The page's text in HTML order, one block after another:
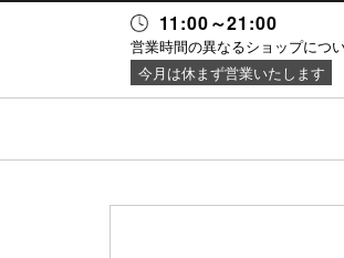
11:00～21:00
営業時間の異なるショップにつ
今月は休まず営業いたします